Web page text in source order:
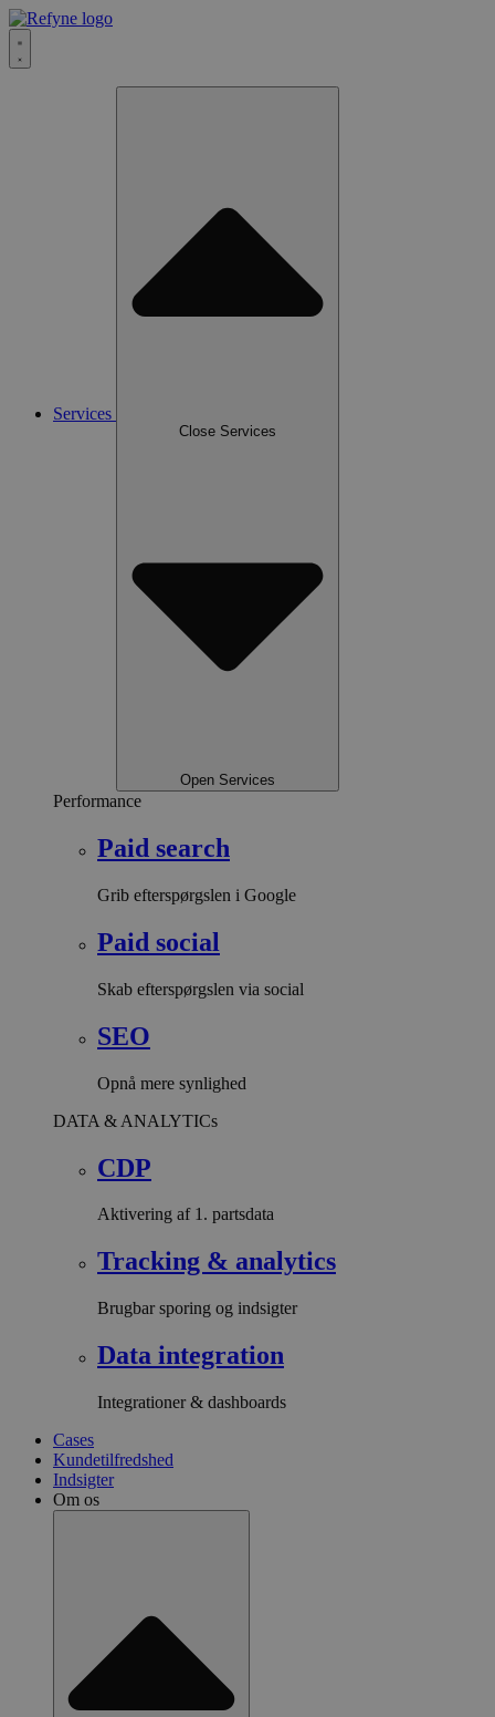
Services
Close Services
Open Services
Performance
Paid search
Grib efterspørgslen i Google
Paid social
Skab efterspørgslen via social
SEO
Opnå mere synlighed
DATA & ANALYTICs
CDP
Aktivering af 1. partsdata
Tracking & analytics
Brugbar sporing og indsigter
Data integration
Integrationer & dashboards
Cases
Kundetilfredshed
Indsigter
Om os